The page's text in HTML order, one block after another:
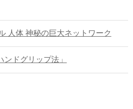
人体 神秘の巨大ネットワーク
ンドグリップ法」